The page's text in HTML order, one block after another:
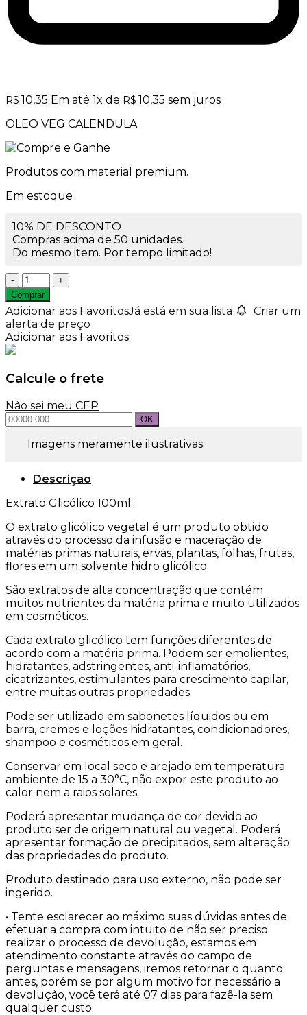
R$ 10,35 Em até 1x de R$ 10,35 sem juros
OLEO VEG CALENDULA
Produtos com material premium.
Em estoque
10% DE DESCONTO
Compras acima de 50 unidades.
Do mesmo item. Por tempo limitado!
Óleo
Vegetal
Carreador
Calêndula
100ml
para
quantidade
Comprar
Adicionar aos FavoritosJá está em sua lista
Criar um
alerta de preço
Adicionar aos Favoritos
Calcule o frete
Não sei meu CEP
Imagens meramente ilustrativas.
Descrição
Extrato Glicólico 100ml:
O extrato glicólico vegetal é um produto obtido
através do processo da infusão e maceração de
matérias primas naturais, ervas, plantas, folhas, frutas,
flores em um solvente hidro glicólico.
São extratos de alta concentração que contém
muitos nutrientes da matéria prima e muito utilizados
em cosméticos.
Cada extrato glicólico tem funções diferentes de
acordo com a matéria prima. Podem ser emolientes,
hidratantes, adstringentes, anti-inflamatórios,
cicatrizantes, estimulantes para crescimento capilar,
entre muitas outras propriedades.
Pode ser utilizado em sabonetes líquidos ou em
barra, cremes e loções hidratantes, condicionadores,
shampoo e cosméticos em geral.
Conservar em local seco e arejado em temperatura
ambiente de 15 a 30°C, não expor este produto ao
calor nem a raios solares.
Poderá apresentar mudança de cor devido ao
produto ser de origem natural ou vegetal. Poderá
apresentar formação de precipitados, sem alteração
das propriedades do produto.
Produto destinado para uso externo, não pode ser
ingerido.
• Tente esclarecer ao máximo suas dúvidas antes de
efetuar a compra com intuito de não ser preciso
realizar o processo de devolução, estamos em
atendimento constante através do campo de
perguntas e mensagens, iremos retornar o quanto
antes, porém se por algum motivo for necessário a
devolução, você terá até 07 dias para fazê-la sem
qualquer custo;